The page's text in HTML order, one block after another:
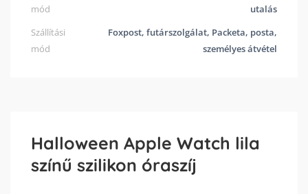
mód
utalás
Szállítási
mód
Foxpost, futárszolgálat, Packeta, posta,
személyes átvétel
Halloween Apple Watch lila
színű szilikon óraszíj